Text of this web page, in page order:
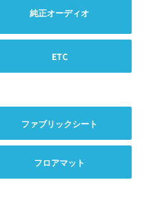
純正オーディオ
ETC
ファブリックシート
フロアマット